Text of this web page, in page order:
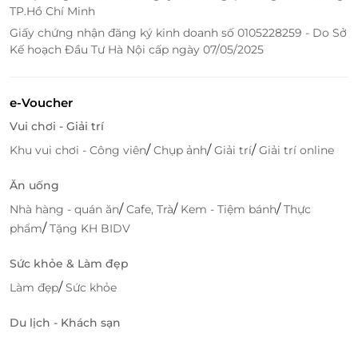
TP.Hồ Chí Minh
Giấy chứng nhận đăng ký kinh doanh số 0105228259 - Do Sở
Kế hoạch Đầu Tư Hà Nội cấp ngày 07/05/2025
e-Voucher
Vui chơi - Giải trí
Khu vui chơi - Công viên/Chụp ảnh/Giải trí/Giải trí online
Ăn uống
Nhà hàng - quán ăn/Cafe, Trà/ Kem - Tiệm bánh/Thực
phẩm/Tặng KH BIDV
Sức khỏe & Làm đẹp
Làm đẹp/Sức khỏe
Du lịch - Khách sạn